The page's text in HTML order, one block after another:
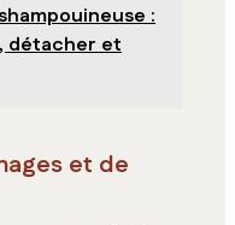
:
détacher et
et de